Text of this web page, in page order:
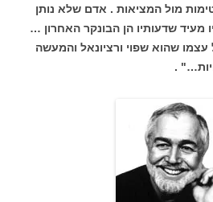
מול המציאות . אדם שלא נותן
מעיד שדעותיו הן הבונקר האחרון …
שהוא שפוי ורציונאל והמעשה
.